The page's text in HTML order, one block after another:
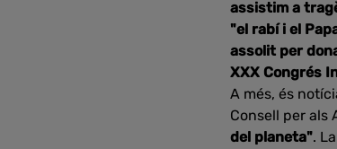
assistim a
"el rabí i el
assolit per
XXX Congrés
A més, és
Consell per als
del planeta".